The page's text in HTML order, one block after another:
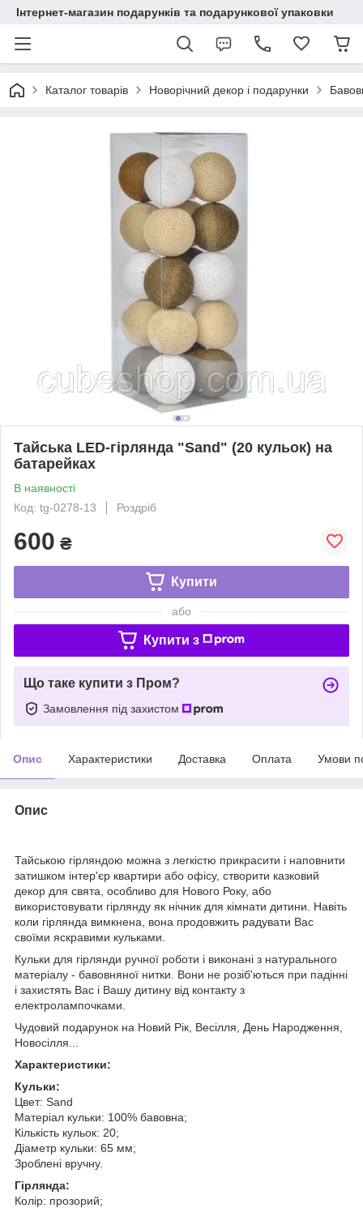
Інтернет-магазин подарунків та подарункової упаковки
Каталог товарів Новорічний декор і подарунки
Тайська LED-гірлянда "Sand" (20 кульок) на
батарейках
В наявності
Код: tg-0278-13
Роздріб
600 ₴
Купити
або
Купити з
Що таке купити з Пром?
Замовлення під захистом
Опис Характеристики Доставка Оплата Умови
Опис
Тайською гірляндою можна з легкістю прикрасити і наповнити
затишком інтер'єр квартири або офісу, створити казковий
декор для свята, особливо для Нового Року, або
використовувати гірлянду як нічник для кімнати дитини. Навіть
коли гірлянда вимкнена, вона продовжить радувати Вас
своїми яскравими кульками.
Кульки для гірлянди ручної роботи і виконані з натурального
матеріалу - бавовняної нитки. Вони не розіб'ються при падінні
і захистять Вас і Вашу дитину від контакту з
електролампочками.
Чудовий подарунок на Новий Рік, Весілля, День Народження,
Новосілля...
Характеристики:
Кульки:
Цвет: Sand
Матеріал кульки: 100% бавовна;
Кількість кульок: 20;
Діаметр кульки: 65 мм;
Зроблені вручну.
Гірлянда:
Колір: прозорий;